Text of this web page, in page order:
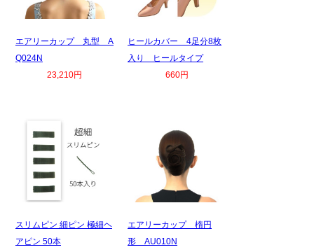
エアリーカップ 丸型 A
Q024N
23,210円
ヒールカバー 4足分8枚
入り ヒールタイプ
660円
スリムピン 細ピン 極細ヘ
アピン 50本
エアリーカップ 楕円
形 AU010N